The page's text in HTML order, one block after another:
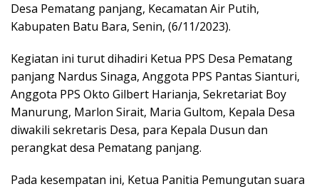
Desa Pematang panjang, Kecamatan Air Putih,
Kabupaten Batu Bara, Senin, (6/11/2023).
Kegiatan ini turut dihadiri Ketua PPS Desa Pematang
panjang Nardus Sinaga, Anggota PPS Pantas Sianturi,
Anggota PPS Okto Gilbert Harianja, Sekretariat Boy
Manurung, Marlon Sirait, Maria Gultom, Kepala Desa
diwakili sekretaris Desa, para Kepala Dusun dan
perangkat desa Pematang panjang.
Pada kesempatan ini, Ketua Panitia Pemungutan suara